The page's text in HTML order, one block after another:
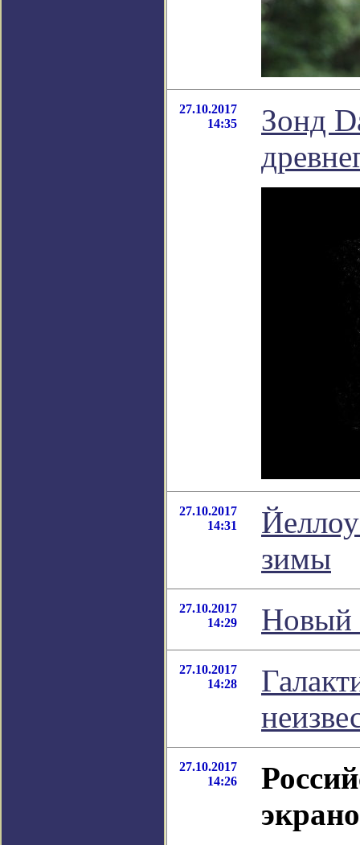
27.10.2017
14:35
Зонд
27.10.2017
14:31
зимы
27.10.2017
14:29
Новый
27.10.2017
14:28
27.10.2017
14:26